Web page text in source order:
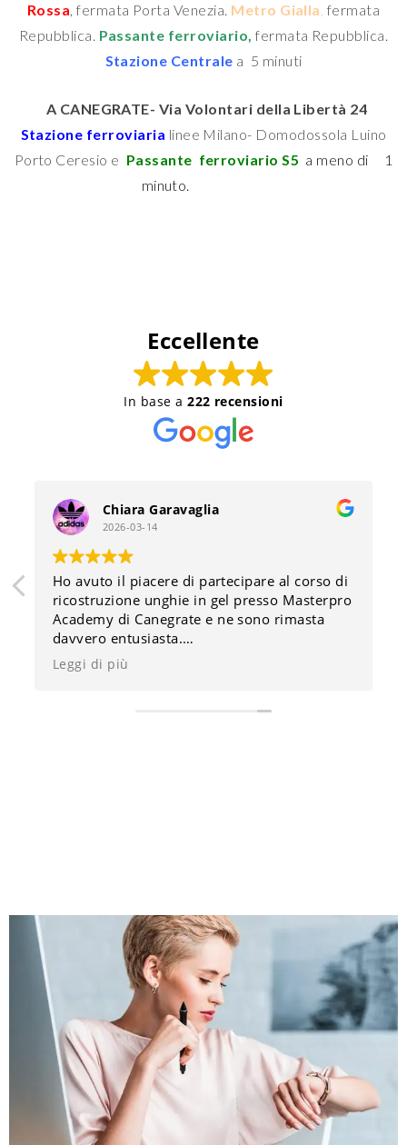
Rossa, fermata Porta Venezia. Metro Gialla fermata
Repubblica. Passante ferroviario, fermata Repubblica.
Stazione Centrale a 5 minuti
A CANEGRATE- Via Volontari della Libertà 24
Stazione ferroviaria linee Milano- Domodossola Luino
Porto Ceresio e Passante ferroviario S5 a meno di 1
minuto.
Eccellente
In base a222 recensioni
Chiara Garavaglia
2026-03-14
Ho avuto il piacere di partecipare al corso di
ricostruzione unghie in gel presso Masterpro
Academy di Canegrate e ne sono rimasta
davvero entusiasta.
La master si è dimostrata una professionista
di altissimo livello: competente, preparata e
Durante tutto il corso, ha saputo trasmettere
consapevolezza nel lavoro.
Consiglio vivamente Masterpro Academy a
chiunque desideri intraprendere o
perfezionare il proprio percorso nel mondo
della ricostruzione unghie: professionalità,
qualità della formazione e grande attenzione
alle allieve fanno davvero la differenza.
Leggi di più